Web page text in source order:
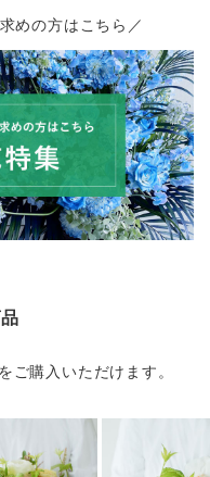
めの方はこちら／
ご購入いただけます。